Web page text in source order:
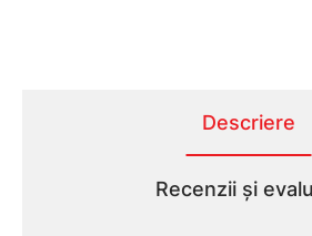
Descriere
Recenzii și